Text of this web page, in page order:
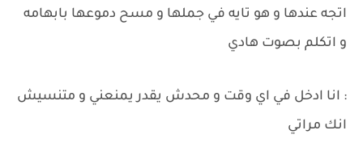
اتجه عندها و هو تايه في جملها و مسح دموعها بابهامه
و اتكلم بصوت هادي
: انا ادخل في اي وقت و محدش يقدر يمنعني و متنسيش
انك مراتي